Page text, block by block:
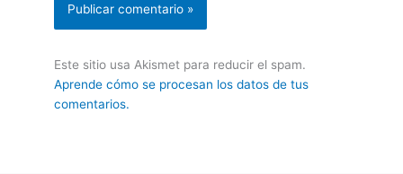
Este sitio usa Akismet para reducir el spam.
Aprende cómo se procesan los datos de tus
comentarios.